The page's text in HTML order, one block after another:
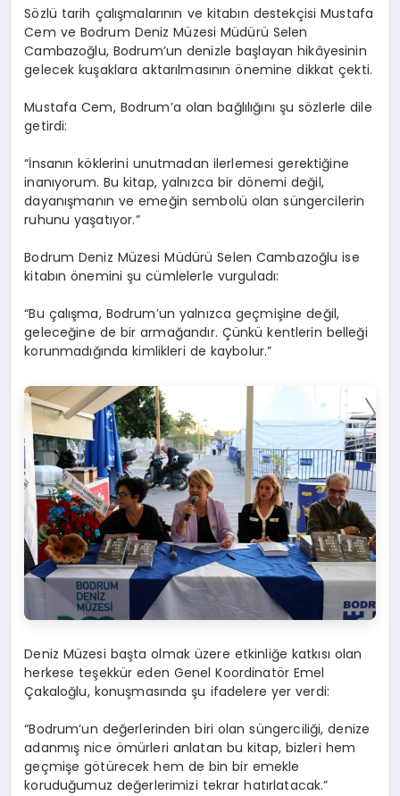
Sözlü tarih çalışmalarının ve kitabın destekçisi Mustafa
Cem ve Bodrum Deniz Müzesi Müdürü Selen
Cambazoğlu, Bodrum’un denizle başlayan hikâyesinin
gelecek kuşaklara aktarılmasının önemine dikkat çekti.
Mustafa Cem, Bodrum’a olan bağlılığını şu sözlerle dile
getirdi:
“İnsanın köklerini unutmadan ilerlemesi gerektiğine
inanıyorum. Bu kitap, yalnızca bir dönemi değil,
dayanışmanın ve emeğin sembolü olan süngercilerin
ruhunu yaşatıyor.”
Bodrum Deniz Müzesi Müdürü Selen Cambazoğlu ise
kitabın önemini şu cümlelerle vurguladı:
“Bu çalışma, Bodrum’un yalnızca geçmişine değil,
geleceğine de bir armağandır. Çünkü kentlerin belleği
korunmadığında kimlikleri de kaybolur.”
Deniz Müzesi başta olmak üzere etkinliğe katkısı olan
herkese teşekkür eden Genel Koordinatör Emel
Çakaloğlu, konuşmasında şu ifadelere yer verdi:
“Bodrum’un değerlerinden biri olan süngerciliği, denize
adanmış nice ömürleri anlatan bu kitap, bizleri hem
geçmişe götürecek hem de bin bir emekle
koruduğumuz değerlerimizi tekrar hatırlatacak.”